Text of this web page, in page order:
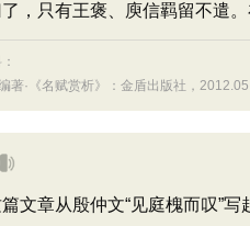
，只有王褒、庾信羁留不遣
著·《名赋赏析》：金盾出版社，2012.05
章从殷仲文“见庭槐而叹”写